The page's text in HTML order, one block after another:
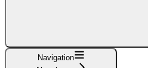
Navigation